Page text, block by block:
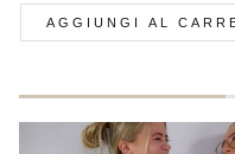
AGGIUNGI AL